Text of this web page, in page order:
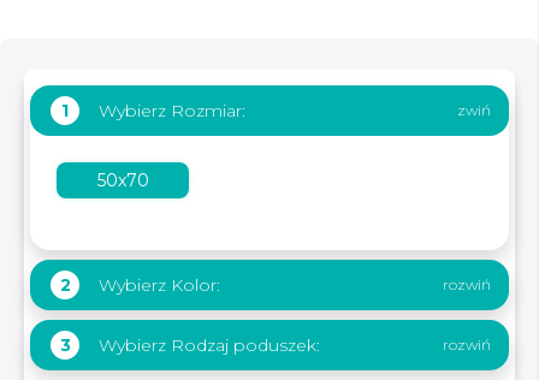
1 Wybierz Rozmiar:
50x70
2 Wybierz Kolor:
3 Wybierz Rodzaj poduszek: